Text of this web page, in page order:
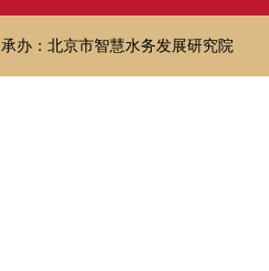
承办：北京市智慧水务发展研究院